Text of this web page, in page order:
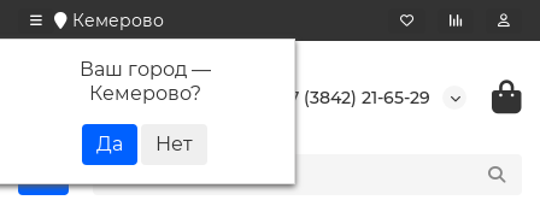
Кемерово
Ваш город —
Кемерово? +7 (3842) 21-65-29